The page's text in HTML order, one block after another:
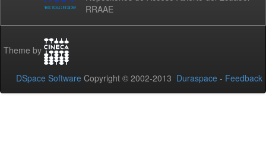
RRAAE
Theme by
DSpace Software Copyright © 2002-2013 Duraspace - Feedback